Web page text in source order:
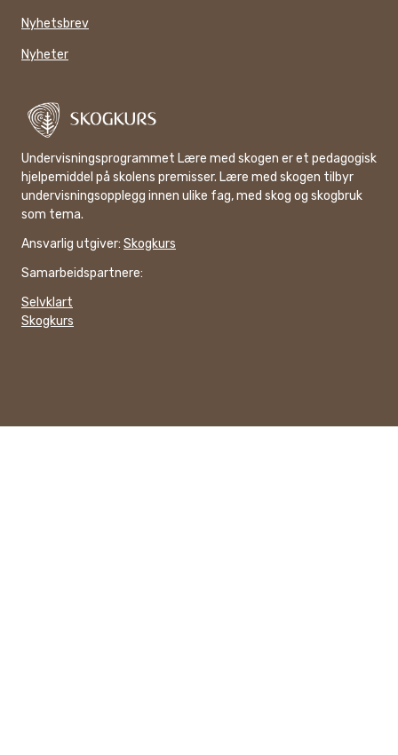
Nyhetsbrev
Nyheter
Undervisningsprogrammet Lære med skogen er et pedagogisk
hjelpemiddel på skolens premisser. Lære med skogen tilbyr
undervisningsopplegg innen ulike fag, med skog og skogbruk
som tema.
Ansvarlig utgiver: Skogkurs
Samarbeidspartnere:
Selvklart
Skogkurs